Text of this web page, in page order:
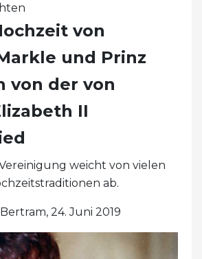
von
und Prinz
von der von
II
weicht von vielen
ab.
24. Juni 2019